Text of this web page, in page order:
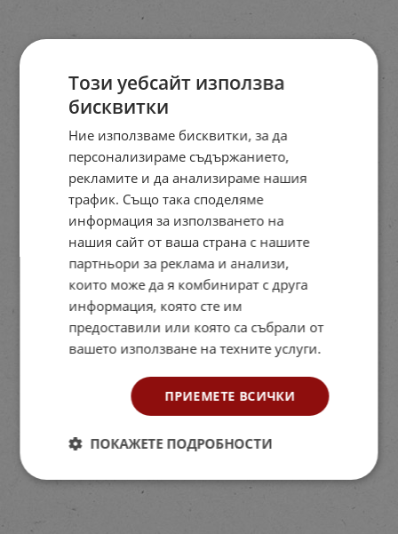
Този уебсайт използва
бисквитки
Ние използваме бисквитки, за да
персонализираме съдържанието,
рекламите и да анализираме нашия
трафик. Също така споделяме
информация за използването на
нашия сайт от ваша страна с нашите
партньори за реклама и анализи,
които може да я комбинират с друга
информация, която сте им
предоставили или която са събрали от
вашето използване на техните услуги.
ПРИЕМЕТЕ ВСИЧКИ
ПОКАЖЕТЕ ПОДРОБНОСТИ